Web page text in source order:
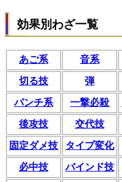
効果別わざ一覧
あご系 音系
切る技 弾
パンチ系 一撃必殺
後攻技 交代技
固定ダメ技 タイプ変化
必中技 バインド技